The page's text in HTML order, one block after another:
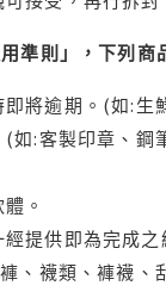
準則」，下列
將逾期。(如:
如:客製印章、鋼
。
提供即為完成
、襪類、褲襪、